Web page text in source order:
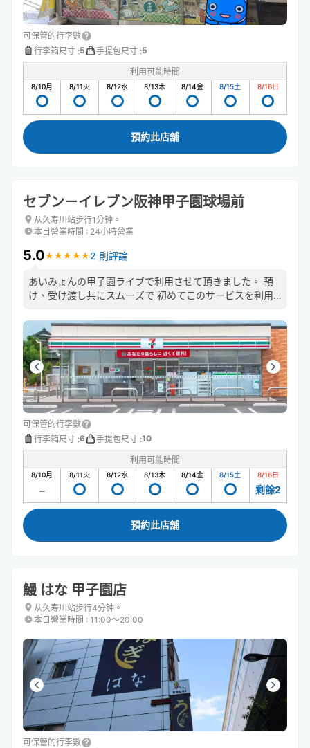
可保管的行李數
行李箱尺寸 :5 手提包尺寸 :5
利用可能時間
8/10月 8/11火 8/12水 8/13木 8/14金 8/15土 8/16日
預約此店舖
セブン－イレブン阪神甲子園球場前
从久寿川站步行1分钟。
本日營業時間 : 24小時營業
5.0★ ★ ★ ★ ★
★ ★ ★ ★ ★ 2 則評論
あいみょんの甲子園ライブで利用させて頂きました。 預
け、受け渡し共にスムーズで 初めてこのサービスを利用
ざいました
可保管的行李數
行李箱尺寸 :6 手提包尺寸 :10
利用可能時間
8/10月 8/11火 8/12水 8/13木 8/14金 8/15土 8/16日
剩餘2
預約此店舖
鰻 はな 甲子園店
从久寿川站步行4分钟。
本日營業時間 : 11:00〜20:00
可保管的行李數